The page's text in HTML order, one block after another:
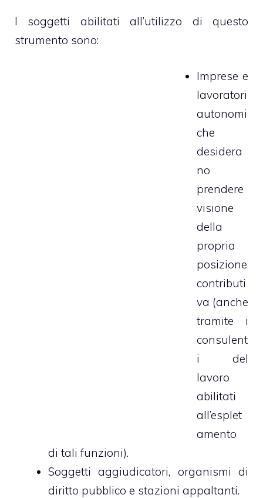
I soggetti abilitati all’utilizzo di questo
strumento sono:
Imprese e
lavoratori
autonomi
che
desidera
no
prendere
visione
della
propria
posizione
contributi
va (anche
tramite i
consulent
i del
lavoro
abilitati
all’esplet
amento
di tali funzioni).
Soggetti aggiudicatori, organismi di
diritto pubblico e stazioni appaltanti.